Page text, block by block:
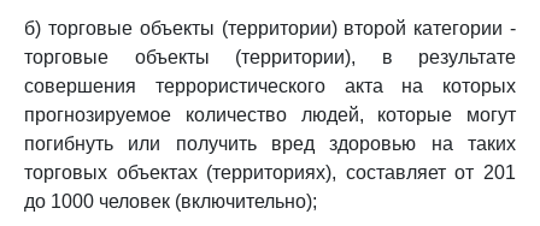
б) торговые объекты (территории) второй категории -
торговые объекты (территории), в результате
совершения террористического акта на которых
прогнозируемое количество людей, которые могут
погибнуть или получить вред здоровью на таких
торговых объектах (территориях), составляет от 201
до 1000 человек (включительно);